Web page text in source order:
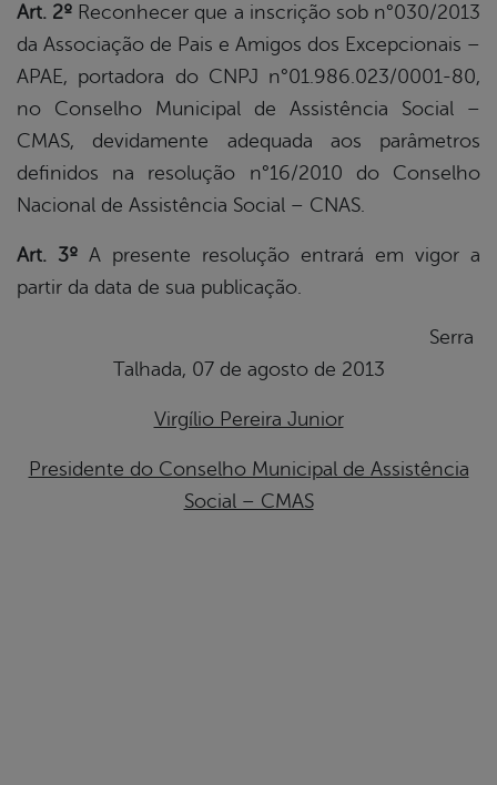
Art. 2º Reconhecer que a inscrição sob n°030/2013
da Associação de Pais e Amigos dos Excepcionais –
APAE, portadora do CNPJ n°01.986.023/0001-80,
no Conselho Municipal de Assistência Social –
CMAS, devidamente adequada aos parâmetros
definidos na resolução n°16/2010 do Conselho
Nacional de Assistência Social – CNAS.
Art. 3º A presente resolução entrará em vigor a
partir da data de sua publicação.
Serra
Talhada, 07 de agosto de 2013
Virgílio Pereira Junior
Presidente do Conselho Municipal de Assistência
Social – CMAS